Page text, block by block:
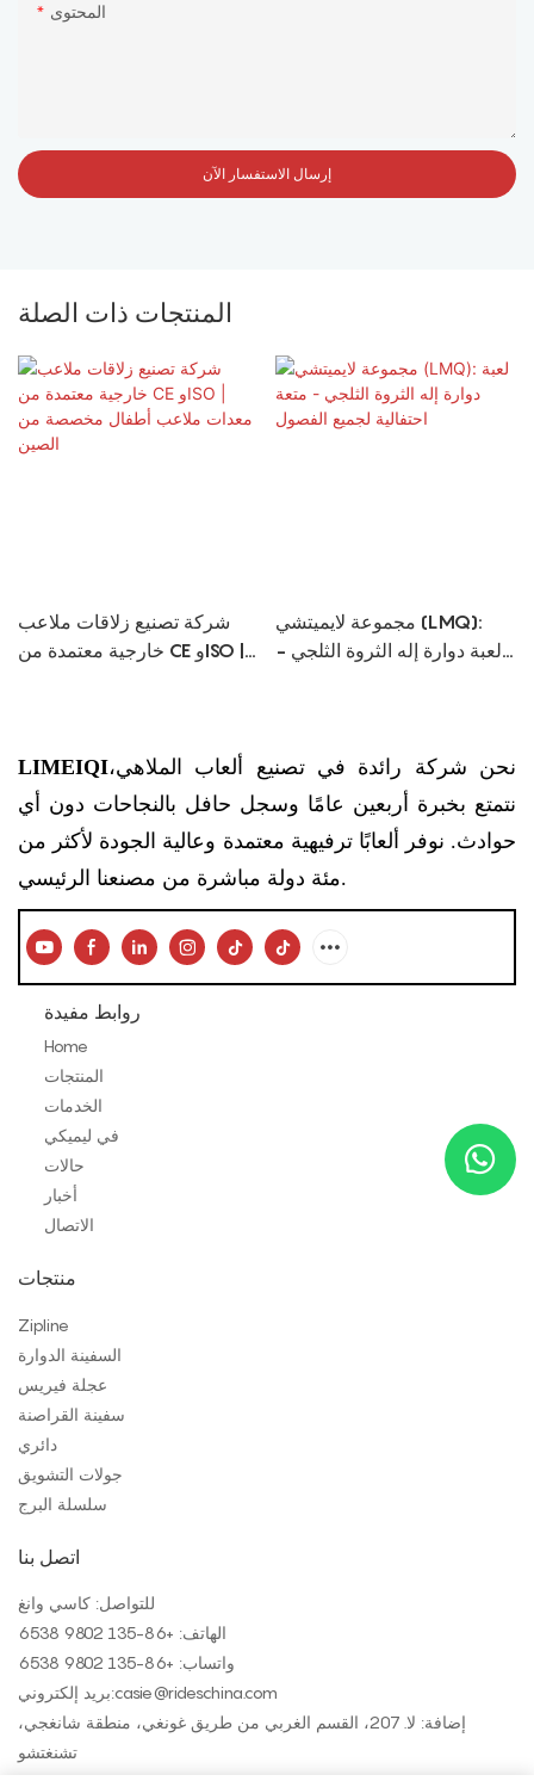
المحتوى
إرسال الاستفسار الآن
المنتجات ذات الصلة
شركة تصنيع زلاقات ملاعب
خارجية معتمدة من CE وISO |
مجموعة لايميتشي (LMQ):
لعبة دوارة إله الثروة الثلجي -
LIMEIQIنحن شركة رائدة في تصنيع ألعاب الملاهي،
نتمتع بخبرة أربعين عامًا وسجل حافل بالنجاحات دون أي
حوادث. نوفر ألعابًا ترفيهية معتمدة وعالية الجودة لأكثر من
مئة دولة مباشرة من مصنعنا الرئيسي.
روابط مفيدة
Home
المنتجات
الخدمات
في ليميكي
حالات
أخبار
الاتصال
منتجات
Zipline
السفينة الدوارة
عجلة فيريس
سفينة القراصنة
دائري
جولات التشويق
سلسلة البرج
اتصل بنا
للتواصل: كاسي وانغ
الهاتف: +86-135 9802 6538
واتساب: +86-135 9802 6538
بريد إلكتروني:casie@rideschina.com
إضافة: لا. 207، القسم الغربي من طريق غونغي، منطقة شانغجي،
تشنغتشو